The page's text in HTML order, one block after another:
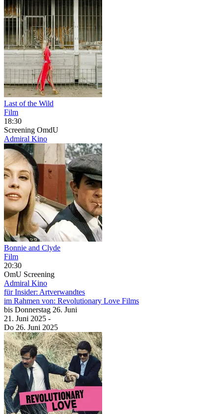
Last of the Wild
Film
18:30
Screening OmdU
Admiral Kino
Bonnie and Clyde
Film
20:30
OmU Screening
Admiral Kino
für Insider: Artverwandtes
im Rahmen von: Revolutionary Love Films
bis Donnerstag 26. Juni
21. Juni 2025 -
Do 26. Juni 2025